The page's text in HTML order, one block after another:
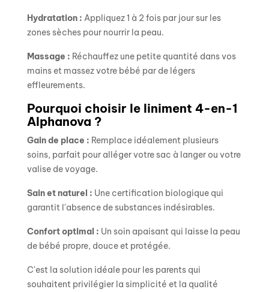
Hydratation : Appliquez 1 à 2 fois par jour sur les
zones sèches pour nourrir la peau.
Massage : Réchauffez une petite quantité dans vos
mains et massez votre bébé par de légers
effleurements.
Pourquoi choisir le liniment 4-en-1
Alphanova ?
Gain de place : Remplace idéalement plusieurs
soins, parfait pour alléger votre sac à langer ou votre
valise de voyage.
Sain et naturel : Une certification biologique qui
garantit l'absence de substances indésirables.
Confort optimal : Un soin apaisant qui laisse la peau
de bébé propre, douce et protégée.
C'est la solution idéale pour les parents qui
souhaitent privilégier la simplicité et la qualité